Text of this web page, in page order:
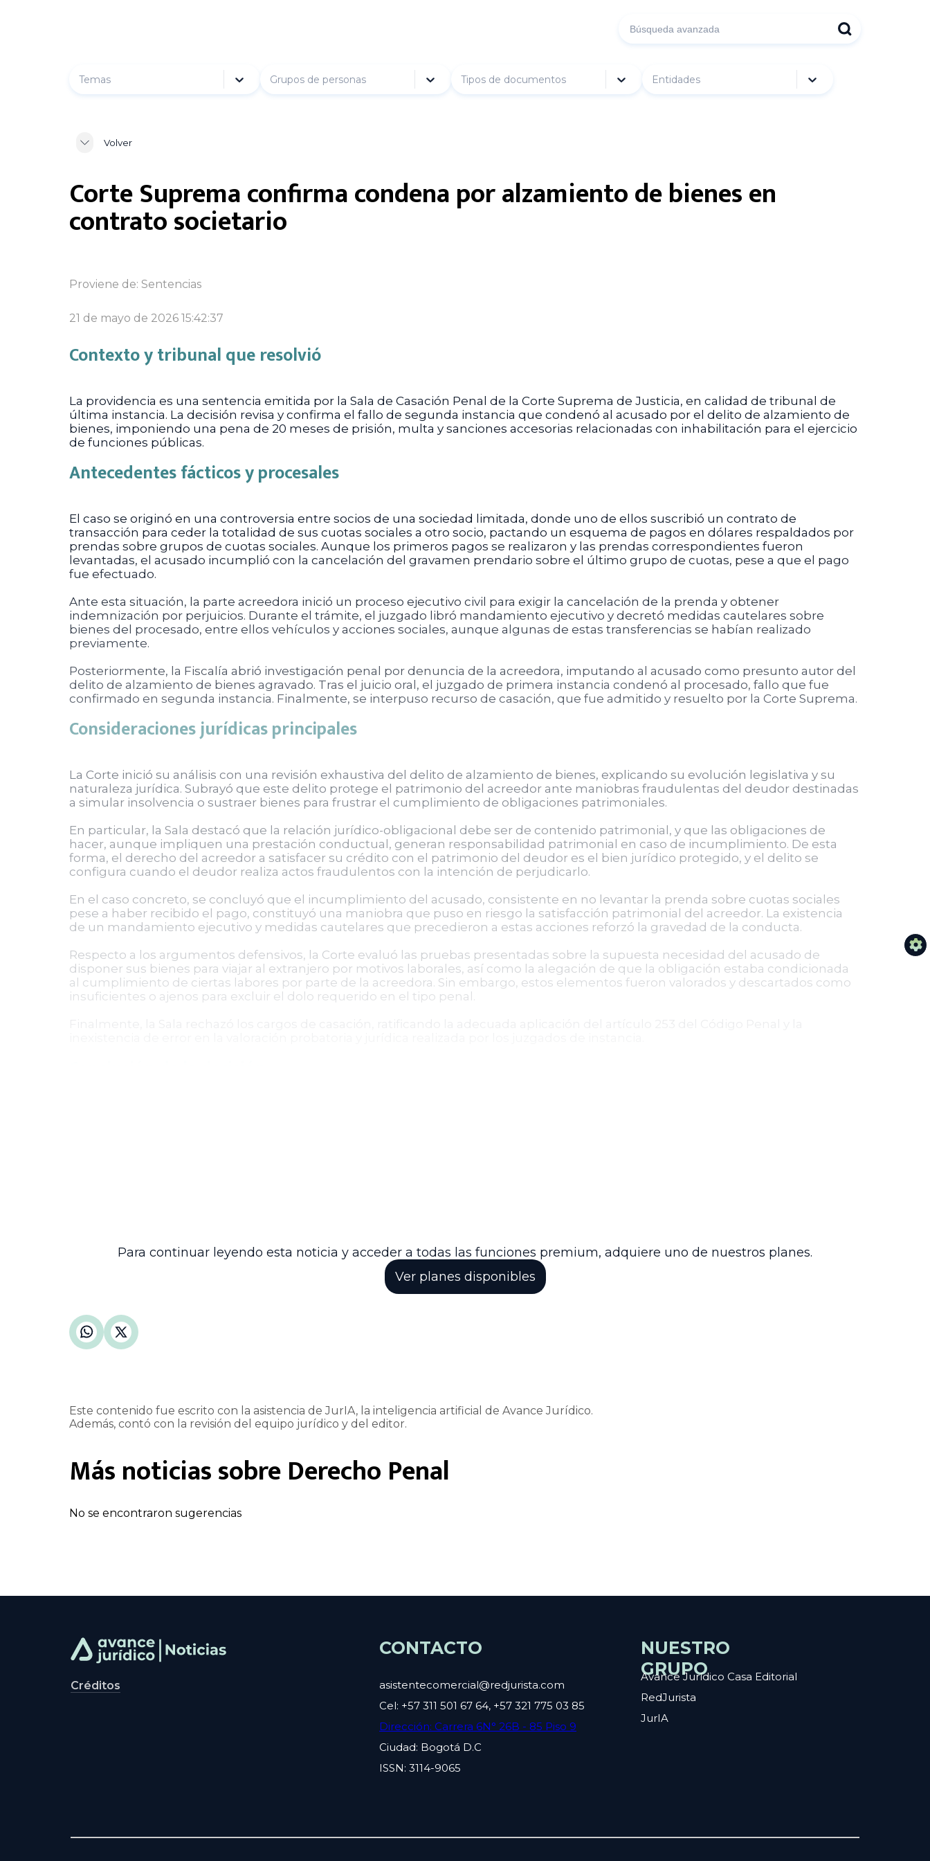
Temas Grupos de personas Tipos de documentos Entidades
Volver
Corte Suprema confirma condena por alzamiento de bienes en
contrato societario
Proviene de: Sentencias
21 de mayo de 2026 15:42:37
Contexto y tribunal que resolvió
La providencia es una sentencia emitida por la Sala de Casación Penal de la Corte Suprema de Justicia, en calidad de tribunal de
última instancia. La decisión revisa y confirma el fallo de segunda instancia que condenó al acusado por el delito de alzamiento de
bienes, imponiendo una pena de 20 meses de prisión, multa y sanciones accesorias relacionadas con inhabilitación para el ejercicio
de funciones públicas.
Antecedentes fácticos y procesales
El caso se originó en una controversia entre socios de una sociedad limitada, donde uno de ellos suscribió un contrato de
transacción para ceder la totalidad de sus cuotas sociales a otro socio, pactando un esquema de pagos en dólares respaldados por
prendas sobre grupos de cuotas sociales. Aunque los primeros pagos se realizaron y las prendas correspondientes fueron
levantadas, el acusado incumplió con la cancelación del gravamen prendario sobre el último grupo de cuotas, pese a que el pago
fue efectuado.
Ante esta situación, la parte acreedora inició un proceso ejecutivo civil para exigir la cancelación de la prenda y obtener
indemnización por perjuicios. Durante el trámite, el juzgado libró mandamiento ejecutivo y decretó medidas cautelares sobre
bienes del procesado, entre ellos vehículos y acciones sociales, aunque algunas de estas transferencias se habían realizado
previamente.
Posteriormente, la Fiscalía abrió investigación penal por denuncia de la acreedora, imputando al acusado como presunto autor del
delito de alzamiento de bienes agravado. Tras el juicio oral, el juzgado de primera instancia condenó al procesado, fallo que fue
confirmado en segunda instancia. Finalmente, se interpuso recurso de casación, que fue admitido y resuelto por la Corte Suprema.
Consideraciones jurídicas principales
La Corte inició su análisis con una revisión exhaustiva del delito de alzamiento de bienes, explicando su evolución legislativa y su
naturaleza jurídica. Subrayó que este delito protege el patrimonio del acreedor ante maniobras fraudulentas del deudor destinadas
a simular insolvencia o sustraer bienes para frustrar el cumplimiento de obligaciones patrimoniales.
En particular, la Sala destacó que la relación jurídico-obligacional debe ser de contenido patrimonial, y que las obligaciones de
hacer, aunque impliquen una prestación conductual, generan responsabilidad patrimonial en caso de incumplimiento. De esta
forma, el derecho del acreedor a satisfacer su crédito con el patrimonio del deudor es el bien jurídico protegido, y el delito se
configura cuando el deudor realiza actos fraudulentos con la intención de perjudicarlo.
En el caso concreto, se concluyó que el incumplimiento del acusado, consistente en no levantar la prenda sobre cuotas sociales
pese a haber recibido el pago, constituyó una maniobra que puso en riesgo la satisfacción patrimonial del acreedor. La existencia
de un mandamiento ejecutivo y medidas cautelares que precedieron a estas acciones reforzó la gravedad de la conducta.
Respecto a los argumentos defensivos, la Corte evaluó las pruebas presentadas sobre la supuesta necesidad del acusado de
disponer sus bienes para viajar al extranjero por motivos laborales, así como la alegación de que la obligación estaba condicionada
al cumplimiento de ciertas labores por parte de la acreedora. Sin embargo, estos elementos fueron valorados y descartados como
insuficientes o ajenos para excluir el dolo requerido en el tipo penal.
Para continuar leyendo esta noticia y acceder a todas las funciones premium, adquiere uno de nuestros planes.
Ver planes disponibles
Este contenido fue escrito con la asistencia de JurIA, la inteligencia artificial de Avance Jurídico.
Además, contó con la revisión del equipo jurídico y del editor.
Más noticias sobreDerecho Penal
No se encontraron sugerencias
Créditos
CONTACTO
asistentecomercial@redjurista.com
Cel: +57 311 501 67 64, +57 321 775 03 85
Dirección: Carrera 6N° 26B - 85 Piso 9
Ciudad: Bogotá D.C
ISSN: 3114-9065
NUESTRO
GRUPO
Avance Jurídico Casa Editorial
RedJurista
JurIA